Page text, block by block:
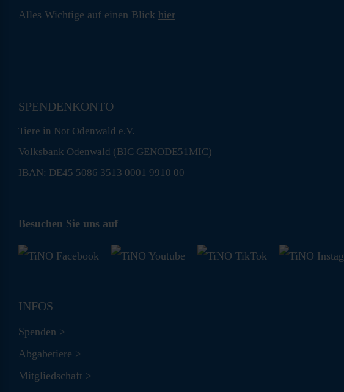
Alles Wichtige auf einen Blick hier
SPENDENKONTO
Tiere in Not Odenwald e.V.
Volksbank Odenwald (BIC GENODE51MIC)
IBAN: DE45 5086 3513 0001 9910 00
Besuchen Sie uns auf
INFOS
Spenden >
Abgabetiere >
Mitgliedschaft >